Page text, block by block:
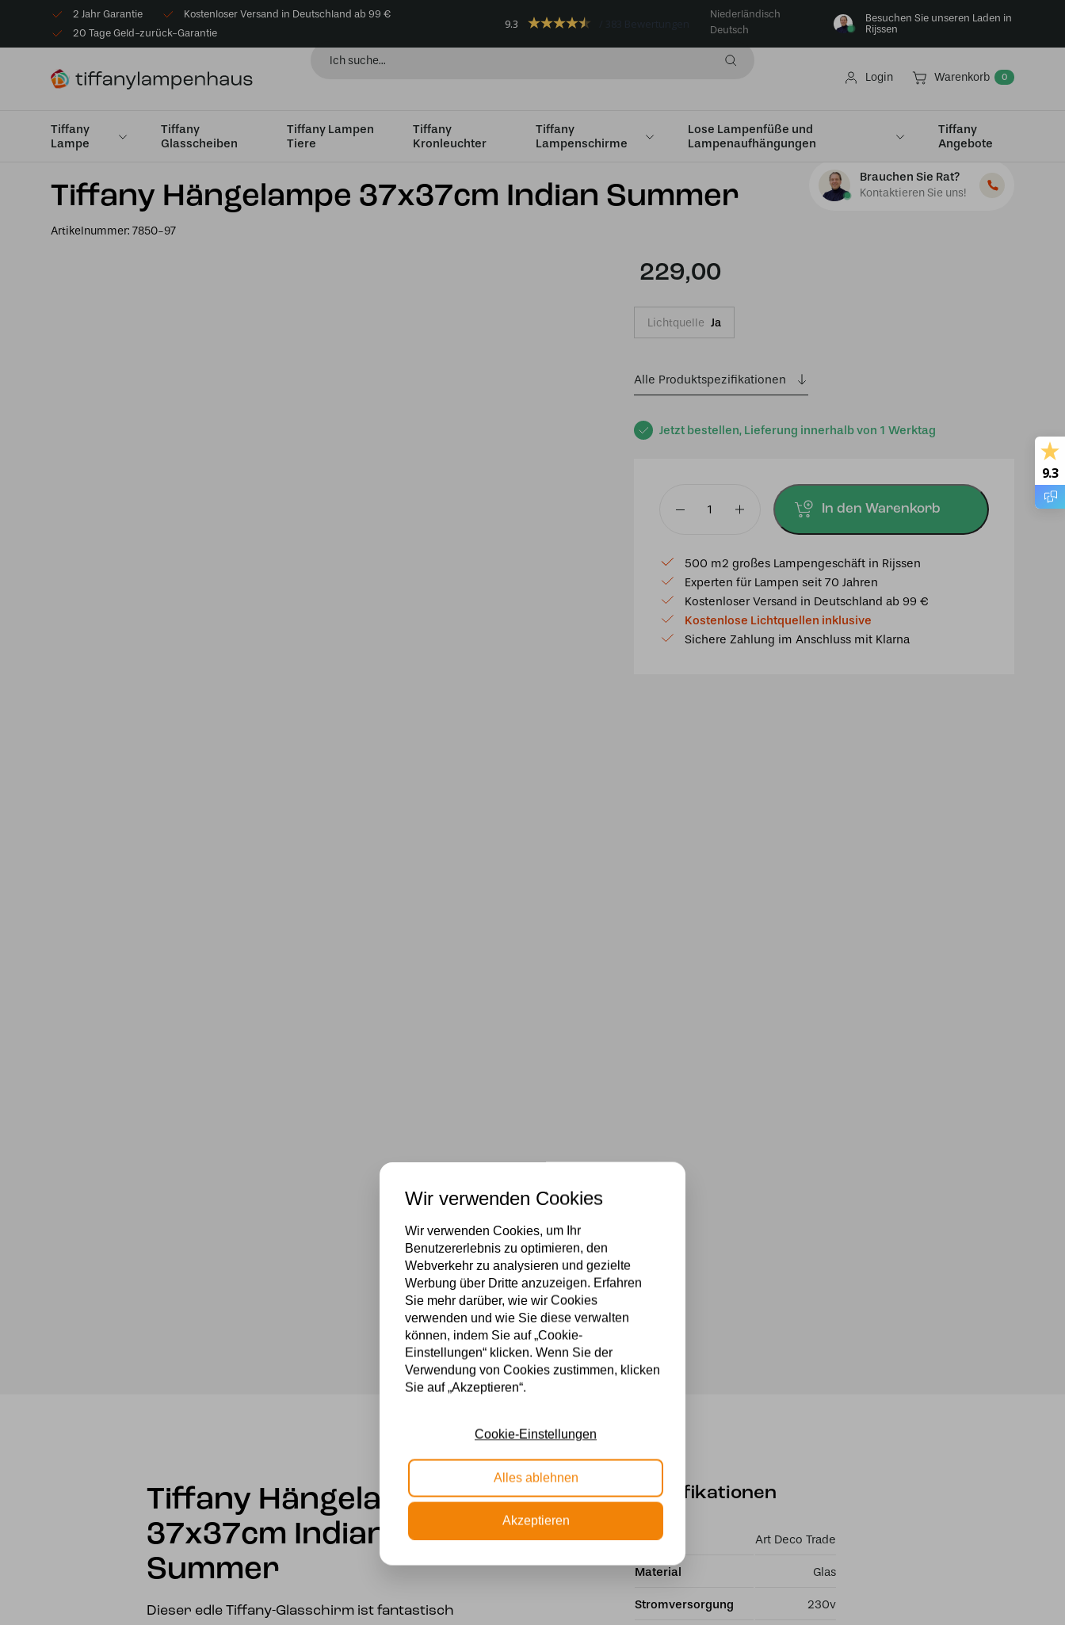
2 Jahr Garantie
Kostenloser Versand in Deutschland ab 99 €
20 Tage Geld-zurück-Garantie
9.3
Niederländisch
Deutsch
Besuchen Sie unseren Laden in
Rijssen
Login Warenkorb 0
Tiffany
Lampe
Tiffany
Glasscheiben
Tiffany Lampen
Tiere
Tiffany
Kronleuchter
Tiffany
Lampenschirme
Lose Lampenfüße und
Lampenaufhängungen
Tiffany
Angebote
Startseite Tiffany Hängelampe Medium Ø26cm - Ø44cm Tiffany Hängelampe 37x37cm Indian Summer
Tiffany Hängelampe 37x37cm Indian Summer
Artikelnummer: 7850-97
Brauchen Sie Rat?
Kontaktieren Sie uns!
Jetzt bestellen, Lieferung innerhalb von 1 Werktag
229,00
Lichtquelle Ja
Alle Produktspezifikationen
37x37cm
Indian
Summer
Menge
In den Warenkorb
500 m2 großes Lampengeschäft in Rijssen
Experten für Lampen seit 70 Jahren
Kostenloser Versand in Deutschland ab 99 €
Kostenlose Lichtquellen inklusive
Sichere Zahlung im Anschluss mit Klarna
Tiffany Hängelampe
37x37cm Indian
Summer
Dieser edle Tiffany-Glasschirm ist fantastisch
Spezifikationen
Marke Art Deco Trade
Material Glas
Stromversorgung 230v
9.3
Wir verwenden Cookies
Wir verwenden Cookies, um Ihr
Benutzererlebnis zu optimieren, den
Webverkehr zu analysieren und gezielte
Werbung über Dritte anzuzeigen. Erfahren
Sie mehr darüber, wie wir Cookies
verwenden und wie Sie diese verwalten
können, indem Sie auf „Cookie-
Einstellungen“ klicken. Wenn Sie der
Verwendung von Cookies zustimmen, klicken
Sie auf „Akzeptieren“.
Cookie-Einstellungen
Alles ablehnen
Akzeptieren